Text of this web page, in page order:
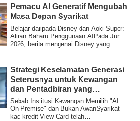
力、レポー...
Pemacu AI Generatif Mengubah
Masa Depan Syarikat
Belajar daripada Disney dan Aoki Super:
Aliran Baharu Penggunaan AIPada Jun
2026, berita mengenai Disney yang
Strategi Keselamatan Generasi
Seterusnya untuk Kewangan
dan Pentadbiran yang
Ditunjukkan oleh “AI On-
Premise”
Sebab Institusi Kewangan Memilih "AI
On-Premise" dan Bukan AwanSyarikat
kad kredit View Card telah